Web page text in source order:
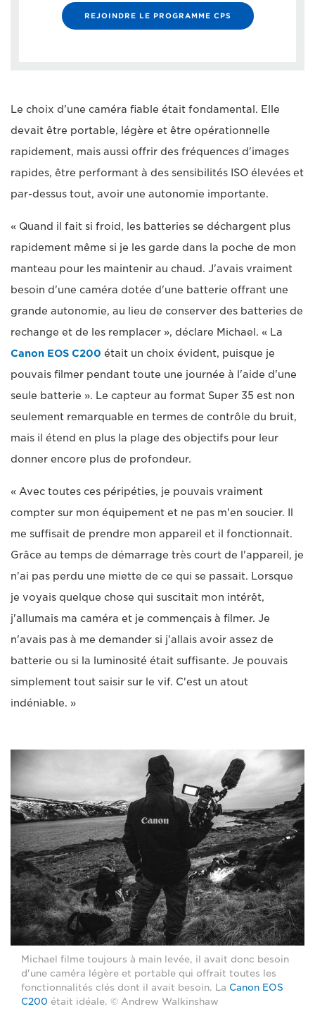
REJOINDRE LE PROGRAMME CPS
Le choix d'une caméra fiable était fondamental. Elle
devait être portable, légère et être opérationnelle
rapidement, mais aussi offrir des fréquences d'images
rapides, être performant à des sensibilités ISO élevées et
par-dessus tout, avoir une autonomie importante.
« Quand il fait si froid, les batteries se déchargent plus
rapidement même si je les garde dans la poche de mon
manteau pour les maintenir au chaud. J'avais vraiment
besoin d'une caméra dotée d'une batterie offrant une
grande autonomie, au lieu de conserver des batteries de
rechange et de les remplacer », déclare Michael. « La
Canon EOS C200 était un choix évident, puisque je
pouvais filmer pendant toute une journée à l'aide d'une
seule batterie ». Le capteur au format Super 35 est non
seulement remarquable en termes de contrôle du bruit,
mais il étend en plus la plage des objectifs pour leur
donner encore plus de profondeur.
« Avec toutes ces péripéties, je pouvais vraiment
compter sur mon équipement et ne pas m'en soucier. Il
me suffisait de prendre mon appareil et il fonctionnait.
Grâce au temps de démarrage très court de l'appareil, je
n'ai pas perdu une miette de ce qui se passait. Lorsque
je voyais quelque chose qui suscitait mon intérêt,
j'allumais ma caméra et je commençais à filmer. Je
n'avais pas à me demander si j'allais avoir assez de
batterie ou si la luminosité était suffisante. Je pouvais
simplement tout saisir sur le vif. C'est un atout
indéniable. »
Michael filme toujours à main levée, il avait donc besoin
d'une caméra légère et portable qui offrait toutes les
fonctionnalités clés dont il avait besoin. La Canon EOS
C200 était idéale. © Andrew Walkinshaw